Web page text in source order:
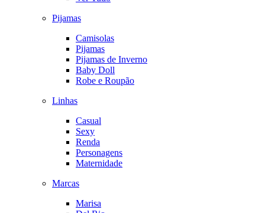
Pijamas
Camisolas
Pijamas
Pijamas de Inverno
Baby Doll
Robe e Roupão
Linhas
Casual
Sexy
Renda
Personagens
Maternidade
Marcas
Marisa